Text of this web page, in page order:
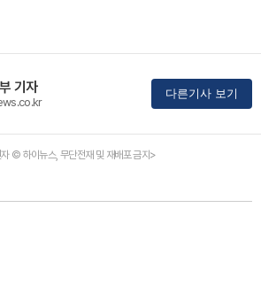
기자 다른기사 보기
© 하이뉴스, 무단전재 및 재배포 금지>